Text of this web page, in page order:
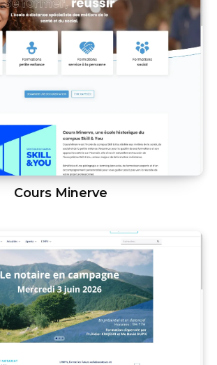
Cours Minerve